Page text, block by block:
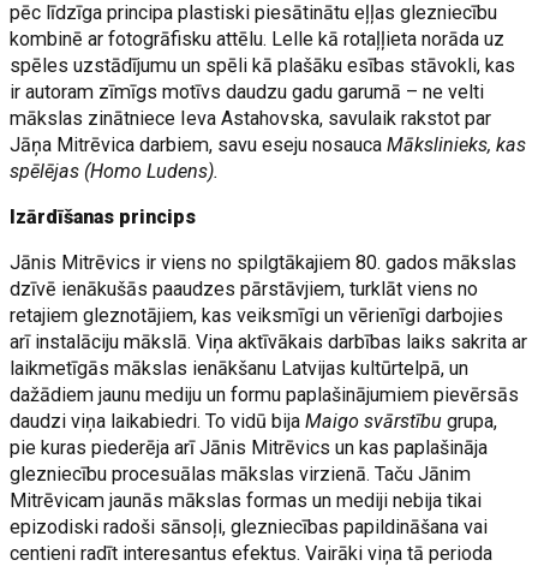
pēc līdzīga principa plastiski piesātinātu eļļas glezniecību
kombinē ar fotogrāfisku attēlu. Lelle kā rotaļļieta norāda uz
spēles uzstādījumu un spēli kā plašāku esības stāvokli, kas
ir autoram zīmīgs motīvs daudzu gadu garumā – ne velti
mākslas zinātniece Ieva Astahovska, savulaik rakstot par
Jāņa Mitrēvica darbiem, savu eseju nosaucaMākslinieks, kas
spēlējas (Homo Ludens).
Izārdīšanas princips
Jānis Mitrēvics ir viens no spilgtākajiem 80. gados mākslas
dzīvē ienākušās paaudzes pārstāvjiem, turklāt viens no
retajiem gleznotājiem, kas veiksmīgi un vērienīgi darbojies
arī instalāciju mākslā. Viņa aktīvākais darbības laiks sakrita ar
laikmetīgās mākslas ienākšanu Latvijas kultūrtelpā, un
dažādiem jaunu mediju un formu paplašinājumiem pievērsās
daudzi viņa laikabiedri. To vidū bijaMaigo svārstību grupa,
pie kuras piederēja arī Jānis Mitrēvics un kas paplašināja
glezniecību procesuālas mākslas virzienā. Taču Jānim
Mitrēvicam jaunās mākslas formas un mediji nebija tikai
epizodiski radoši sānsoļi, glezniecības papildināšana vai
centieni radīt interesantus efektus. Vairāki viņa tā perioda